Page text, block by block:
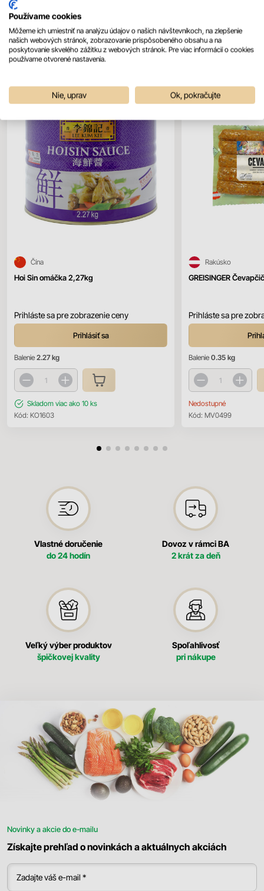
Mohlo by sa vám páčiť Všetky produkty
Hoi Sin omáčka 2,27kg
Čína
Prihláste sa pre zobrazenie ceny
Prihlásiť sa
Balenie 2.27 kg
Skladom viac ako 10 ks
Kód: KO1603
GREISINGER
Rakúsko
Prihláste sa pre
Balenie 0.35 kg
Nedostupné
Kód: MV0499
Vlastné doručenie
do 24 hodín
Dovoz v rámci BA
2 krát za deň
Veľký výber produktov
špičkovej kvality
Spoľahlivosť
pri nákupe
Novinky a akcie do e-mailu
Získajte prehľad o novinkách a aktuálnych akciách
Zadajte váš e-mail *
Používame cookies
Môžeme ich umiestniť na analýzu údajov o našich návštevníkoch, na zlepšenie
našich webových stránok, zobrazovanie prispôsobeného obsahu a na
poskytovanie skvelého zážitku z webových stránok. Pre viac informácií o cookies
používame otvorené nastavenia.
Nie, uprav Ok, pokračujte